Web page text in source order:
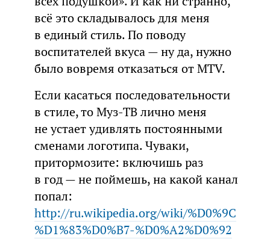
всё это складывалось для меня
в единый стиль. По поводу
воспитателей вкуса — ну да, нужно
было вовремя отказаться от MTV.
Если касаться последовательности
в стиле, то Муз-ТВ лично меня
не устает удивлять постоянными
сменами логотипа. Чуваки,
притормозите: включишь раз
в год — не поймешь, на какой канал
попал:
http://ru.wikipedia.org/wiki/%D0%9C
%D1%83%D0%B7-%D0%A2%D0%92